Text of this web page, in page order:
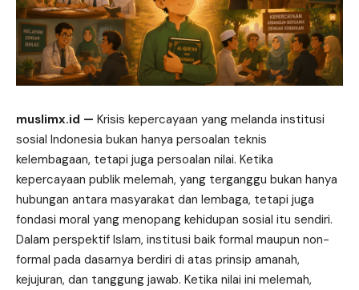
muslimx.id — Krisis kepercayaan yang melanda institusi
sosial Indonesia bukan hanya persoalan teknis
kelembagaan, tetapi juga persoalan nilai. Ketika
kepercayaan publik melemah, yang terganggu bukan hanya
hubungan antara masyarakat dan lembaga, tetapi juga
fondasi moral yang menopang kehidupan sosial itu sendiri.
Dalam perspektif Islam, institusi baik formal maupun non-
formal pada dasarnya berdiri di atas prinsip amanah,
kejujuran, dan tanggung jawab. Ketika nilai ini melemah,